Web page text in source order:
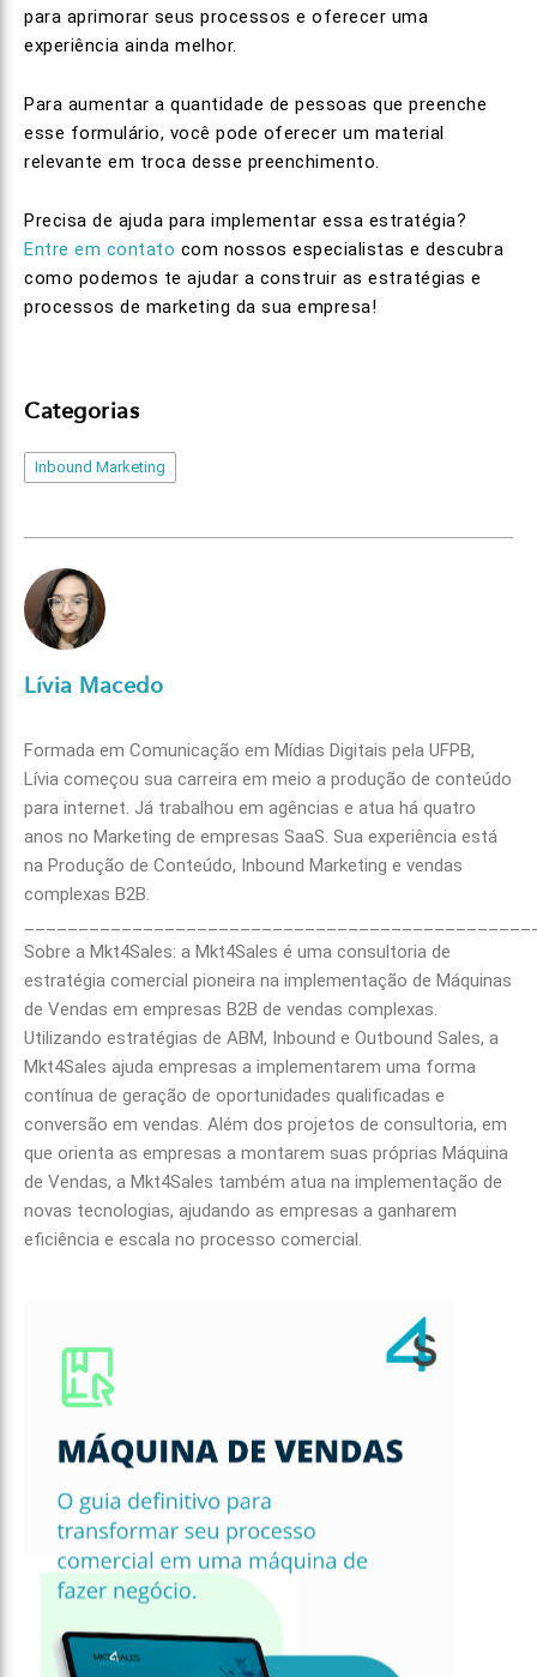
para aprimorar seus processos e oferecer uma
experiência ainda melhor.
Para aumentar a quantidade de pessoas que preenche
esse formulário, você pode oferecer um material
relevante em troca desse preenchimento.
Precisa de ajuda para implementar essa estratégia?
Entre em contato com nossos especialistas e descubra
como podemos te ajudar a construir as estratégias e
processos de marketing da sua empresa!
Categorias
Inbound Marketing
Lívia Macedo
Formada em Comunicação em Mídias Digitais pela UFPB,
Lívia começou sua carreira em meio a produção de conteúdo
para internet. Já trabalhou em agências e atua há quatro
anos no Marketing de empresas SaaS. Sua experiência está
na Produção de Conteúdo, Inbound Marketing e vendas
complexas B2B.
Sobre a Mkt4Sales: a Mkt4Sales é uma consultoria de
estratégia comercial pioneira na implementação de Máquinas
de Vendas em empresas B2B de vendas complexas.
Utilizando estratégias de ABM, Inbound e Outbound Sales, a
Mkt4Sales ajuda empresas a implementarem uma forma
contínua de geração de oportunidades qualificadas e
conversão em vendas. Além dos projetos de consultoria, em
que orienta as empresas a montarem suas próprias Máquina
de Vendas, a Mkt4Sales também atua na implementação de
novas tecnologias, ajudando as empresas a ganharem
eficiência e escala no processo comercial.